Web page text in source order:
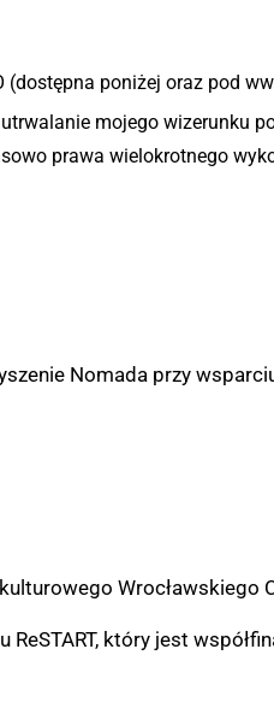
(dostępna poniżej oraz pod
mojego wizerunku
prawa wielokrotnego
Nomada przy
Wrocławskiego
który jest